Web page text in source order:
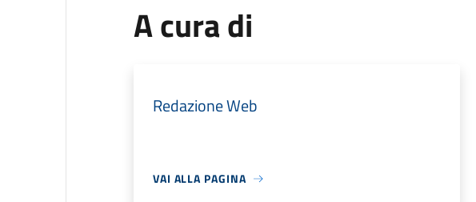
A cura di
Redazione Web
VAI ALLA PAGINA